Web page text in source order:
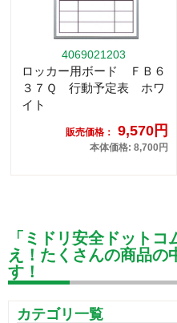
4069021203
ロッカー用ボード ＦＢ６
３７Ｑ 行動予定表 ホワ
イト
販売価格： 9,570円
本体価格: 8,700円
「ミドリ安全ドット
え！たくさんの商品の
す！
カテゴリ一覧